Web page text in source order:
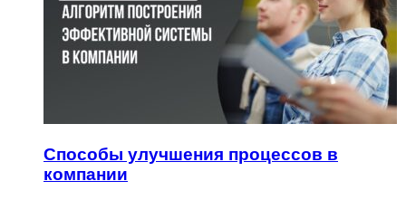
Способы улучшения процессов в
компании